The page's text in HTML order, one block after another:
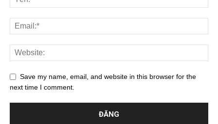
Save my name, email, and website in this browser for the
next time I comment.